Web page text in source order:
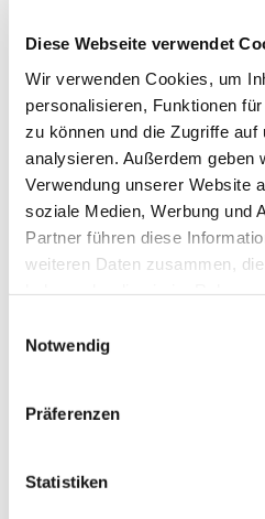
Diese Webseite verwendet
Wir verwenden Cookies, um
personalisieren, Funktionen
zu können und die Zugriffe auf
analysieren. Außerdem geben
Verwendung unserer Website
soziale Medien, Werbung und
Partner führen diese
weiteren Daten zusammen,
Notwendig
Präferenzen
Statistiken
Ev.
030 815 18 39